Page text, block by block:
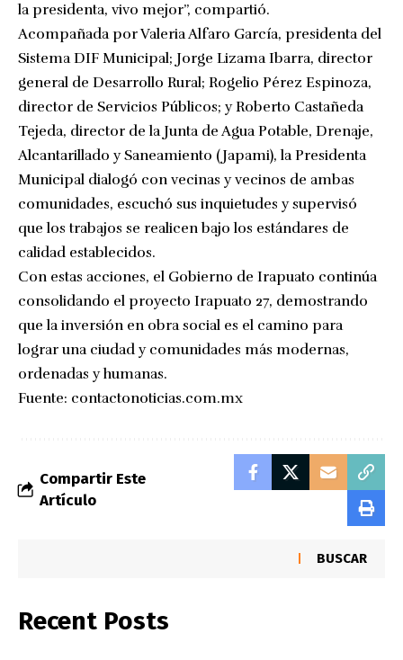
la presidenta, vivo mejor”, compartió.
Acompañada por Valeria Alfaro García, presidenta del
Sistema DIF Municipal; Jorge Lizama Ibarra, director
general de Desarrollo Rural; Rogelio Pérez Espinoza,
director de Servicios Públicos; y Roberto Castañeda
Tejeda, director de la Junta de Agua Potable, Drenaje,
Alcantarillado y Saneamiento (Japami), la Presidenta
Municipal dialogó con vecinas y vecinos de ambas
comunidades, escuchó sus inquietudes y supervisó
que los trabajos se realicen bajo los estándares de
calidad establecidos.
Con estas acciones, el Gobierno de Irapuato continúa
consolidando el proyecto Irapuato 27, demostrando
que la inversión en obra social es el camino para
lograr una ciudad y comunidades más modernas,
ordenadas y humanas.
Fuente: contactonoticias.com.mx
Compartir Este
Artículo
BUSCAR
Recent Posts